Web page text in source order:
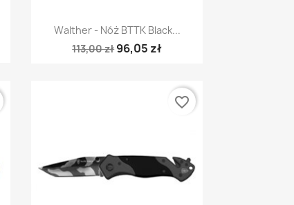
Szybki podgląd
Walther - Nóż BTTK Black...
113,00 zł96,05 zł
favorite_border